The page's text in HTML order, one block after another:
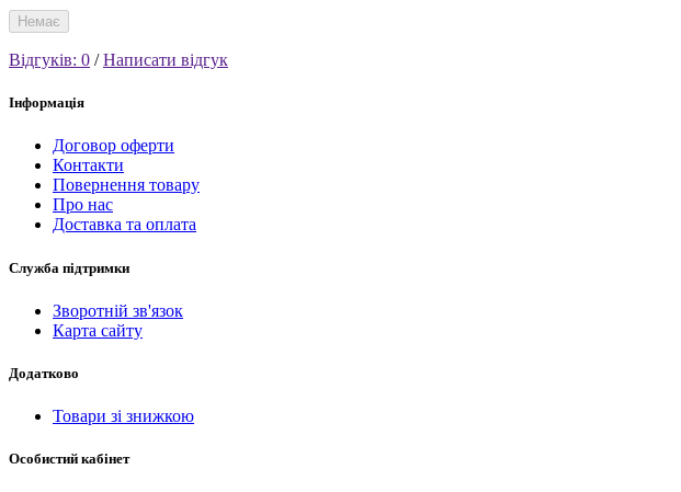
Немає
Відгуків: 0 /Написати відгук
Інформація
Договор оферти
Контакти
Повернення товару
Про нас
Доставка та оплата
Служба підтримки
Зворотній зв'язок
Карта сайту
Додатково
Товари зі знижкою
Особистий кабінет